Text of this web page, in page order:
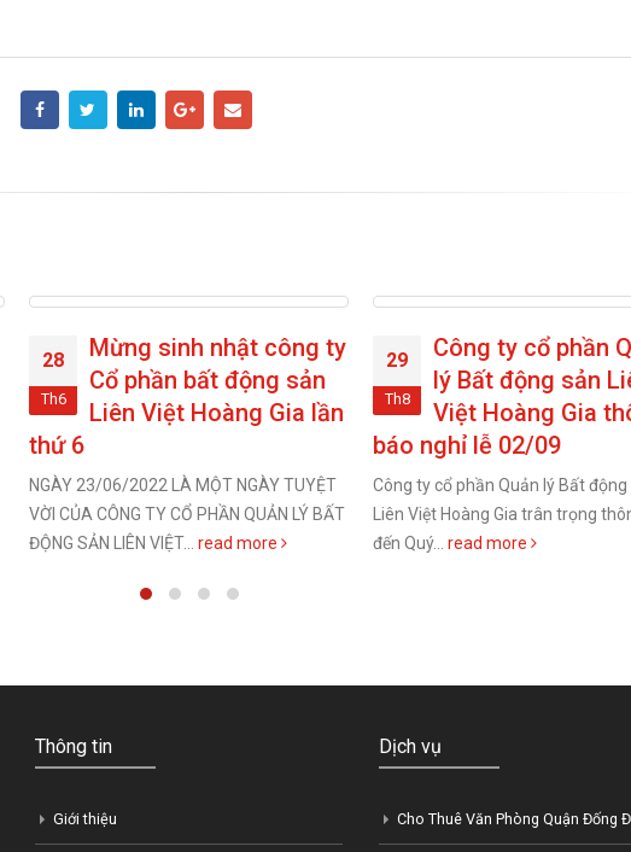
28
Th6
Mừng sinh nhật công ty
Cổ phần bất động sản
Liên Việt Hoàng Gia lần
thứ 6
NGÀY 23/06/2022 LÀ MỘT NGÀY TUYỆT
VỜI CỦA CÔNG TY CỔ PHẦN QUẢN LÝ BẤT
ĐỘNG SẢN LIÊN VIỆT... read more
29
Th8
Công ty cổ phần
lý Bất động sản
Việt Hoàng Gia
báo nghỉ lễ 02/09
Công ty cổ phần Quản lý Bất động
Liên Việt Hoàng Gia trân trọng
đến Quý... read more
Thông tin
Giới thiệu
Dịch vụ
Cho Thuê Văn Phòng Quận Đống